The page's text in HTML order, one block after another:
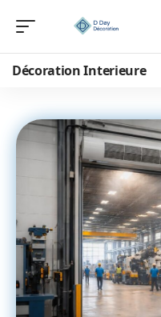
Décoration Interieure